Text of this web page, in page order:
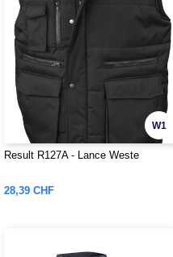
W1
Result R127A - Lance Weste
28,39 CHF